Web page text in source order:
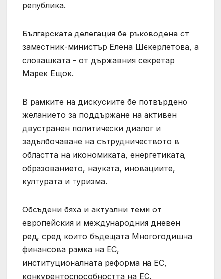
република.
Българската делегация бе ръководена от
заместник-министър Елена Шекерлетова, а
словашката – от държавния секретар
Марек Ещок.
В рамките на дискусиите бе потвърдено
желанието за поддържане на активен
двустранен политически диалог и
задълбочаване на сътрудничеството в
областта на икономиката, енергетиката,
образованието, науката, иновациите,
културата и туризма.
Обсъдени бяха и актуални теми от
европейския и международния дневен
ред, сред които бъдещата Многогодишна
финансова рамка на ЕС,
институционалната реформа на ЕС,
конкурентоспособността на ЕС,